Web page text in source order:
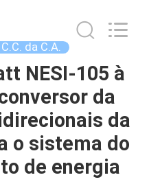
da C.A.
NESI-105 à
da
da
o sistema do
de energia